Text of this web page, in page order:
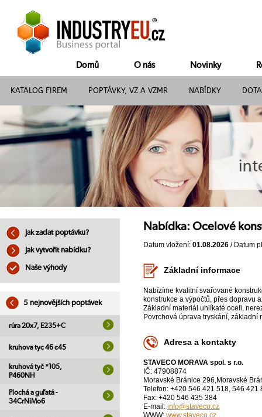
Domů O nás Novinky
KATALOG FIREM POPTÁVKY, VZ A VZMR NABÍDKY
Jak zadat poptávku?
Jak vytvořit nabídku?
Naše výhody
5 nejnovějších poptávek
rúra 20x7, E235+C
kruhova tyc 46 c45
kruhová tyč *105,
P460NH
Plochá a guľatá -
34CrNiMo6
Nabídka: Ocelové
Datum vložení: 01.08.2026 / Datum
Základní informace
Nabízíme kvalitní svařované
konstrukce a výpočtů, přes dopravu
Základní materiál uhlíkaté oceli,
Povrchová úprava tryskání, základní
Adresa a kontakty
STAVECO MORAVA spol. s r.o.
IČ: 47908874
Moravské Bránice 296,Moravské
Telefon: +420 546 421 518, 546 421
Fax: +420 546 435 384
E-mail: info@staveco.cz